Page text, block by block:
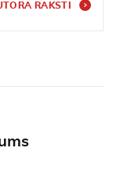
RAKSTI